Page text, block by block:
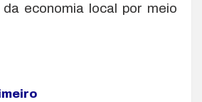
economia local por meio